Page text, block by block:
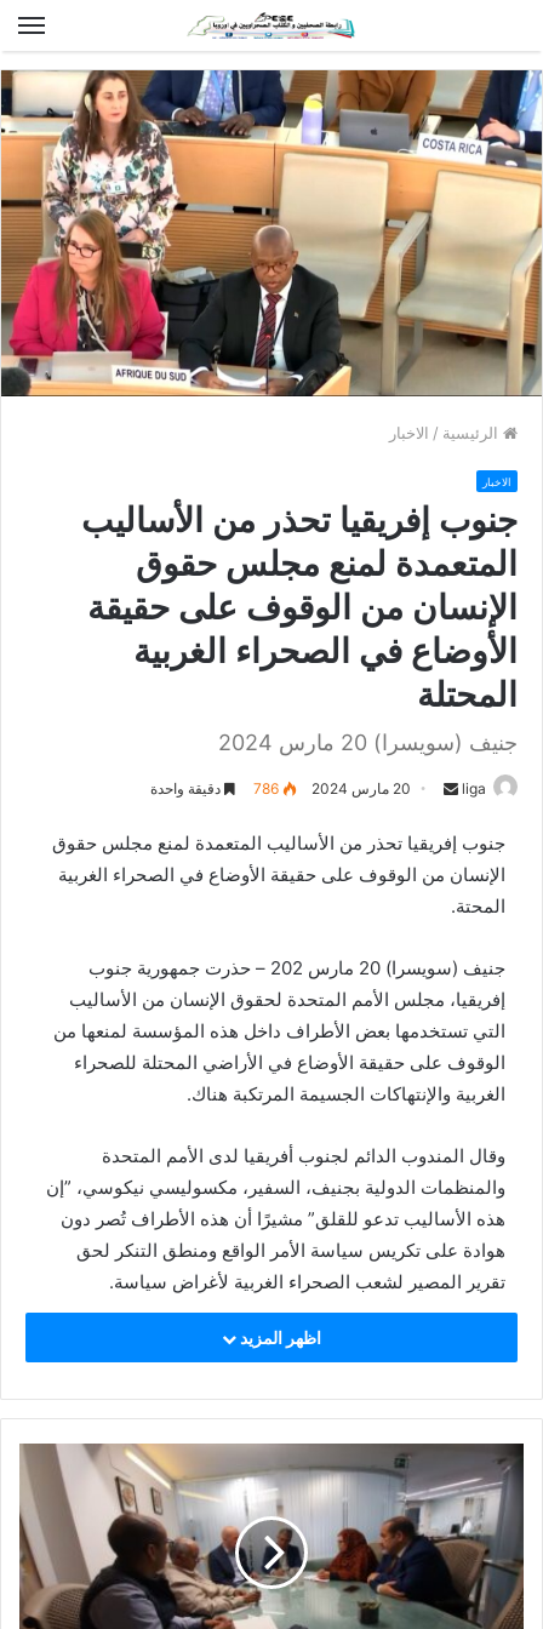
الرئيسية / الاخبار
الاخبار
جنوب إفريقيا تحذر من الأساليب
المتعمدة لمنع مجلس حقوق
الإنسان من الوقوف على حقيقة
الأوضاع في الصحراء الغربية
المحتلة
جنيف (سويسرا) 20 مارس 2024
liga
n
d
20 مارس 2024 786 دقيقة واحدة
جنوب إفريقيا تحذر من الأساليب المتعمدة لمنع مجلس حقوق
الإنسان من الوقوف على حقيقة الأوضاع في الصحراء الغربية
المحتة.
جنيف (سويسرا) 20 مارس 202 – حذرت جمهورية جنوب
إفريقيا، مجلس الأمم المتحدة لحقوق الإنسان من الأساليب
التي تستخدمها بعض الأطراف داخل هذه المؤسسة لمنعها من
الوقوف على حقيقة الأوضاع في الأراضي المحتلة للصحراء
الغربية والإنتهاكات الجسيمة المرتكبة هناك.
وقال المندوب الدائم لجنوب أفريقيا لدى الأمم المتحدة
والمنظمات الدولية بجنيف، السفير، مكسوليسي نيكوسي، ”إن
هذه الأساليب تدعو للقلق” مشيرًا أن هذه الأطراف تُصر دون
هوادة على تكريس سياسة الأمر الواقع ومنطق التنكر لحق
تقرير المصير لشعب الصحراء الغربية لأغراض سياسة.
كما أردف قائلا، إن قضية الصحراء الغربية من بين الملفات
الإستعمار منذ عقود من الزمن، كما أن مجلس الأمن الدولي
إعتمد كذلك قراراه رقم 690 (1991) لإجراء إستفتاء تقرير
المصير للصحراويين الذين هم اليوم محرومون من هذا الحق
الأساسي لإحقاق الحقوق الأخرى.
إلى ذلك يضيف السفير، مكسوليسي نيكوسي، “إن الجمعة
العامة للأمم المتحدة قد أعتمدت في 1975 رأي إستشاري في
اظهر المزيد